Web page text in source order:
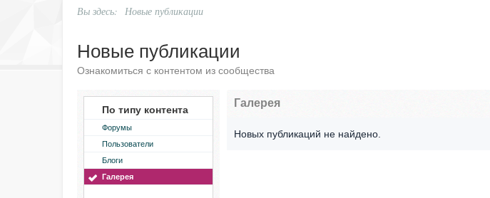
Вы здесь: Новые публикации
Новые публикации
Ознакомиться с контентом из сообщества
По типу контента
Форумы
Пользователи
Блоги
Галерея
Галерея
Новых публикаций не найдено.